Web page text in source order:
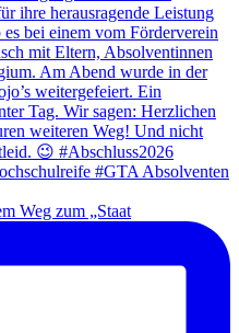
Weg zum „Staat